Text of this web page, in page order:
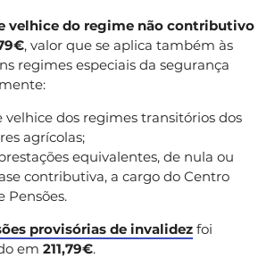
velhice do regime não contributivo
, valor que se aplica também às
regimes especiais da segurança
velhice dos regimes transitórios dos
agrícolas;
equivalentes, de nula ou
contributiva, a cargo do Centro
Pensões.
provisórias de invalidez foi
em 211,79€.